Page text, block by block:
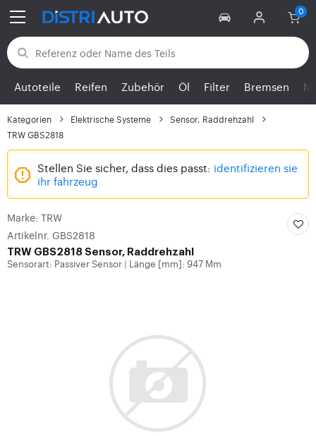
Zurück zu den Kategorien
Autoteile Reifen Zubehör Öl Filter Bremsen
Kategorien Elektrische Systeme
Sensor, Raddrehzahl
TRW GBS2818
Stellen Sie sicher, dass dies passt: identifizieren sie
ihr fahrzeug
Marke: TRW
Artikelnr. GBS2818
TRW GBS2818 Sensor, Raddrehzahl
Sensorart: Passiver Sensor Länge [mm]: 947 Mm